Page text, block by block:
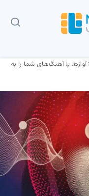
هوش مصنوعی Suno آوازها یا آهنگ‌های شما را به